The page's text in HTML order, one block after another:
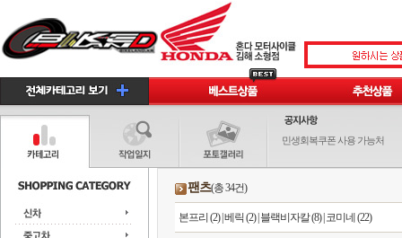
민생회복쿠폰 사용 가능처
팬츠(총 34건)
본프리 (2)|베릭 (2)| 블랙비자칼 (8)| 코미네 (22)